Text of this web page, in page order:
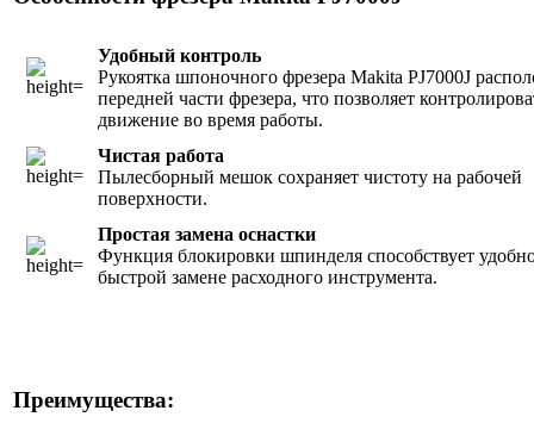
Удобный контроль
Рукоятка шпоночного фрезера Makita PJ7000J
передней части фрезера, что позволяет
движение во время работы.
Чистая работа
Пылесборный мешок сохраняет чистоту на рабочей
поверхности.
Простая замена оснастки
Функция блокировки шпинделя способствует
быстрой замене расходного инструмента.
Преимущества: